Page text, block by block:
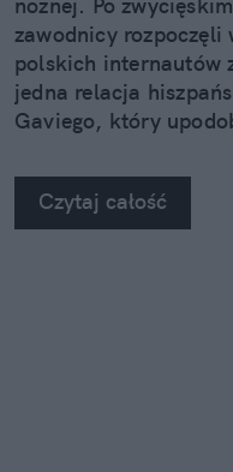
zawodnicy rozpoczęli
polskich internautów
jedna relacja
Gaviego, który
Czytaj całość